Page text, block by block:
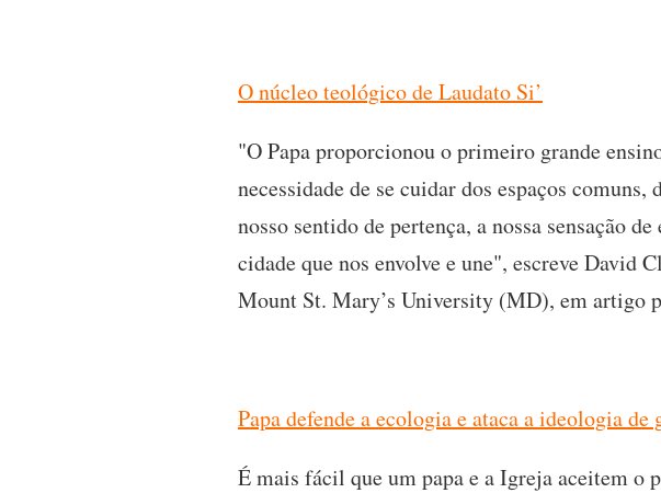
O núcleo teológico de Laudato Si’
"O Papa proporcionou o primeiro grande
necessidade de se cuidar dos espaços
nosso sentido de pertença, a nossa sensação
cidade que nos envolve e une", escreve David
Mount St. Mary’s University (MD), em artigo
Papa defende a ecologia e ataca a ideologia
É mais fácil que um papa e a Igreja aceitem o